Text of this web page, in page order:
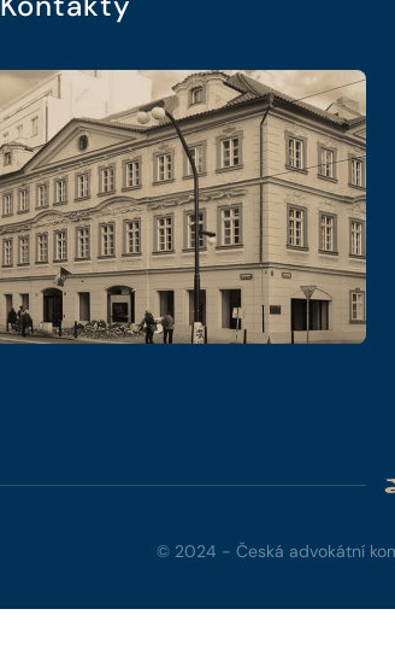
© 2024 - Česká advokátní